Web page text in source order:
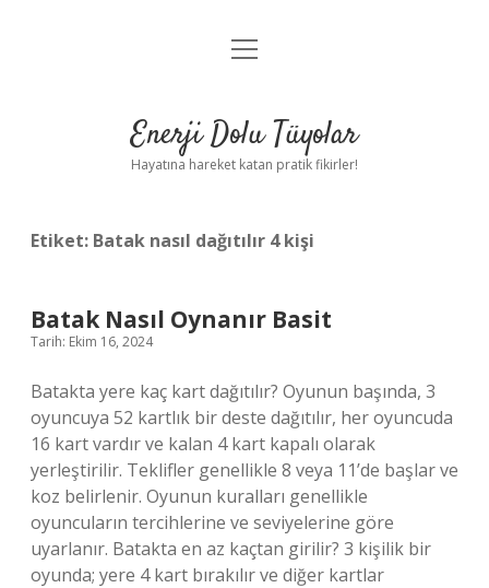
Anasayfa
Yasal Uyarı
menüyü
Enerji Dolu Tüyolar
Hayatına hareket katan pratik fikirler!
Etiket: Batak nasıl dağıtılır 4 kişi
Batak Nasıl Oynanır Basit
Tarih: Ekim 16, 2024
Batakta yere kaç kart dağıtılır? Oyunun başında, 3
oyuncuya 52 kartlık bir deste dağıtılır, her oyuncuda
16 kart vardır ve kalan 4 kart kapalı olarak
yerleştirilir. Teklifler genellikle 8 veya 11’de başlar ve
koz belirlenir. Oyunun kuralları genellikle
oyuncuların tercihlerine ve seviyelerine göre
uyarlanır. Batakta en az kaçtan girilir? 3 kişilik bir
oyunda; yere 4 kart bırakılır ve diğer kartlar